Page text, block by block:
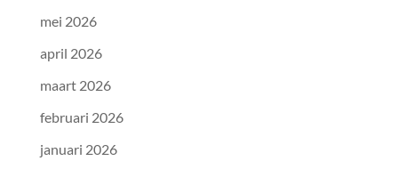
mei 2026
april 2026
maart 2026
februari 2026
januari 2026